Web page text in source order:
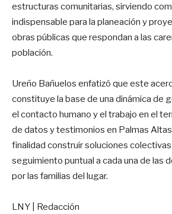
estructuras comunitarias, sirviendo
indispensable para la planeación y
obras públicas que respondan a las
población.
Ureño Bañuelos enfatizó que este
constituye la base de una dinámica de
el contacto humano y el trabajo en el
de datos y testimonios en Palmas
finalidad construir soluciones
seguimiento puntual a cada una de las
por las familias del lugar.
LNY | Redacción